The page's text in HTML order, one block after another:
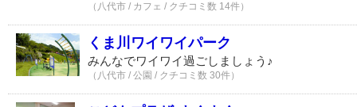
（八代市 / カフェ / クチコミ数 14件）
くま川ワイワイパーク
みんなでワイワイ過ごしましょう♪
（八代市 / 公園 / クチコミ数 30件）